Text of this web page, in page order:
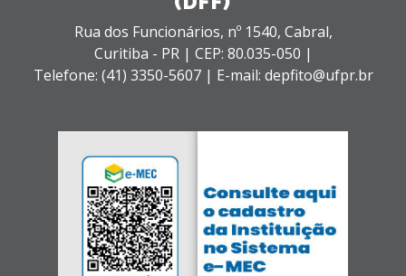
Rua dos Funcionários, nº 1540, Cabral,
Curitiba - PR | CEP: 80.035-050 |
Telefone: (41) 3350-5607 | E-mail: depfito@ufpr.br